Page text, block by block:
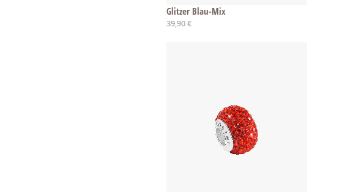
Glitzer Blau-Mix
39,90 €